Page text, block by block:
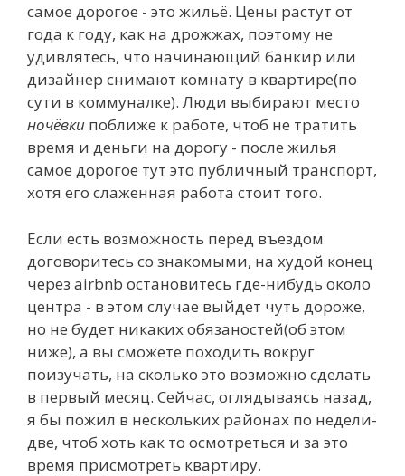
самое дорогое - это жильё. Цены растут от
года к году, как на дрожжах, поэтому не
удивлятесь, что начинающий банкир или
дизайнер снимают комнату в квартире(по
сути в коммуналке). Люди выбирают место
ночёвки поближе к работе, чтоб не тратить
время и деньги на дорогу - после жилья
самое дорогое тут это публичный транспорт,
хотя его слаженная работа стоит того.
Если есть возможность перед въездом
договоритесь со знакомыми, на худой конец
через airbnb остановитесь где-нибудь около
центра - в этом случае выйдет чуть дороже,
но не будет никаких обязаностей(об этом
ниже), а вы сможете походить вокруг
поизучать, на сколько это возможно сделать
в первый месяц. Сейчас, оглядываясь назад,
я бы пожил в нескольких районах по недели-
две, чтоб хоть как то осмотреться и за это
время присмотреть квартиру.